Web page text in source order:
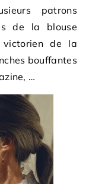
patrons
de la blouse
victorien de la
bouffantes
…